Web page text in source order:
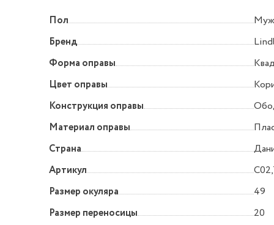
Пол
Бренд
Форма оправы
Цвет оправы
Конструкция оправы
Материал оправы
Страна
Артикул
Размер окуляра
49
Размер переносицы
20